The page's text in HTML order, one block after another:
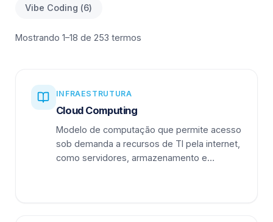
Vibe Coding (6)
Mostrando 1–18 de 253 termos
INFRAESTRUTURA
Cloud Computing
Modelo de computação que permite acesso
sob demanda a recursos de TI pela internet,
como servidores, armazenamento e